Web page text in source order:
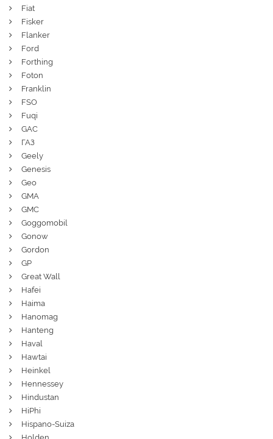
Fiat
Fisker
Flanker
Ford
Forthing
Foton
Franklin
FSO
Fuqi
GAC
ГАЗ
Geely
Genesis
Geo
GMA
GMC
Goggomobil
Gonow
Gordon
GP
Great Wall
Hafei
Haima
Hanomag
Hanteng
Haval
Hawtai
Heinkel
Hennessey
Hindustan
HiPhi
Hispano-Suiza